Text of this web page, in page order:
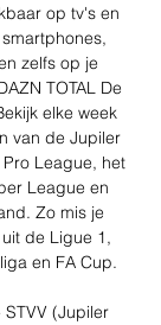
op tv's en
zelfs op je
TOTAL De
elke week
van de Jupiler
League, het
League en
Zo mis je
de Ligue 1,
en FA Cup.
STVV (Jupiler